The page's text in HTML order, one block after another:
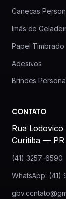
Canecas
Imãs de
Papel Timbrado
Adesivos
Brindes
CONTATO
Rua
Curitiba — PR
(41) 3257-6590
WhatsApp: (41)